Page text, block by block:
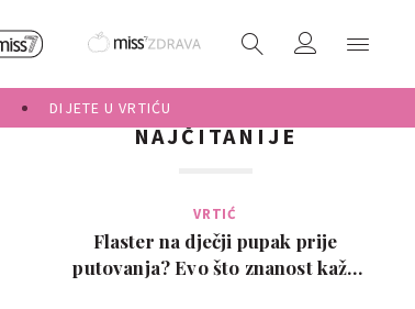
DIJETE U VRTIĆU
NAJČITANIJE
VRTIĆ
Flaster na dječji pupak prije
putovanja? Evo što znanost kaže